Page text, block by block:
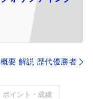
概要 解説 歴代優勝者
ポイント・成績